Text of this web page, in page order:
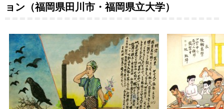
ョン（福岡県田川市・福岡県立大学）